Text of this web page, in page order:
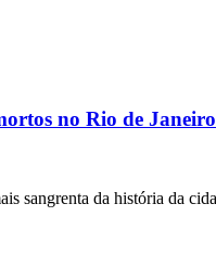
no Rio de Janeiro
sangrenta da história da